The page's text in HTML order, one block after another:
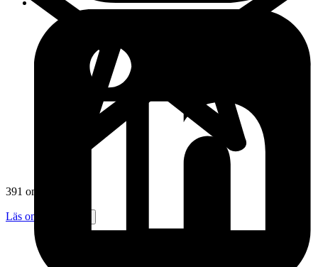
391 omdömen
Läs omdömen